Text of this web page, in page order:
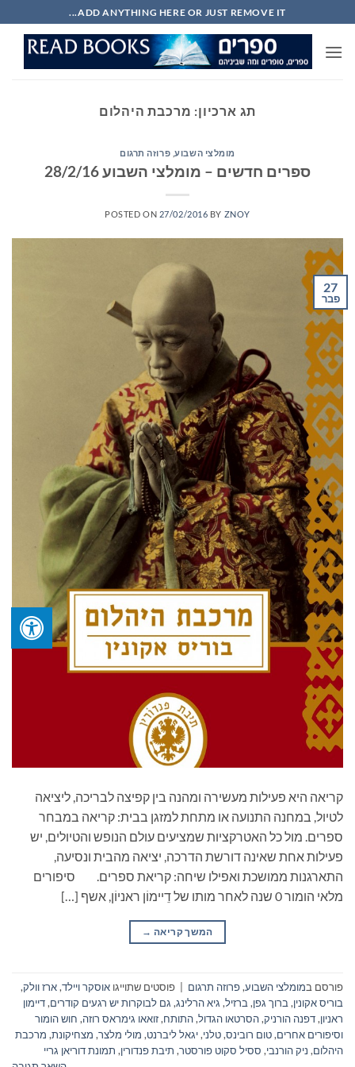
to
content
ADD ANYTHING HERE OR JUST REMOVE IT...
תג ארכיון: מרכבת היהלום
מומלצי השבוע, פרוזה תרגום
ספרים חדשים – מומלצי השבוע 28/2/16
POSTED ON 27/02/2016 BY ZNOY
27
פבר
קריאה היא פעילות מעשירה ומהנה בין קפיצה לבריכה, ליציאה
לטיול, במחנה התנועה או מתחת למזגן בבית: קריאה במבחר
ספרים. מול כל האטרקציות שמציעים עולם הנופש והטיולים, יש
פעילות אחת שאינה דורשת הדרכה, יציאה מהבית ונסיעה,
התארגנות ממושכת ואפילו שיחה: קריאת ספרים. סיפורים
מלאי הומור 0 שנה לאחר מותו של דֵיימוֹן ראניוֹן, אשף […]
המשך קריאה →
פורסם במומלצי השבוע,פרוזה תרגום פוסטים שתוייגו אוסקר ויילד,ארז וולק,
בוריס אקונין, ברוך גפן, ברזיל, גיא הרלינג, גם לבוקרות יש רגעים קודרים,דיימון
ראניון,דפנה הורניק,הסרטאו הגדול,התותח,זואאו גימראס רוזה, חוש הומור
וסיפורים אחרים,טום רובינס,טלני,יגאל ליברנט, מולי מלצר, מצחיקונת, מרכבת
היהלום, ניק הורנבי, ססיל סקוט פורסטר, תיבת פנדורין, תמונת דוריאן גריי